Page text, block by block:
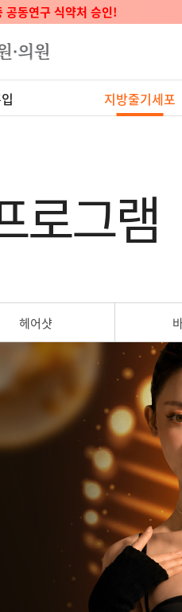
재생의료실시기관' 선정!
지방줄기세포
로그램
헤어샷